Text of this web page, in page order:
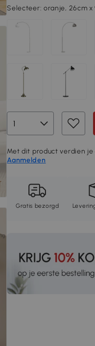
Selecteer: oranje, 26cm x
Met dit product verdien
Aanmelden
Gratis bezorgd